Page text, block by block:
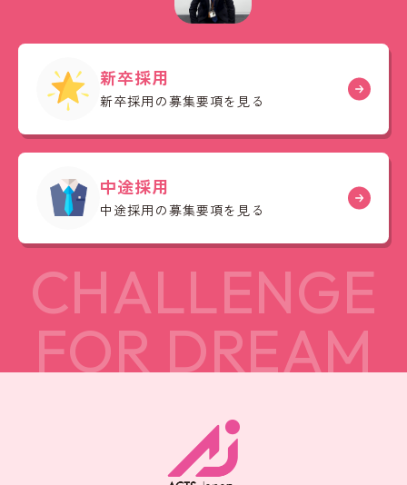
新卒採用
新卒採用の募集要項を見る
中途採用
中途採用の募集要項を見る